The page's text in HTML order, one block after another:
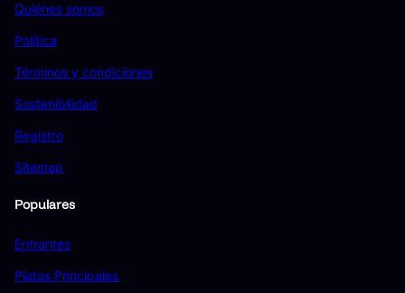
Quiénes somos
Política
Términos y condiciones
Sostenibilidad
Registro
Sitemap
Populares
Entrantes
Platos Principales